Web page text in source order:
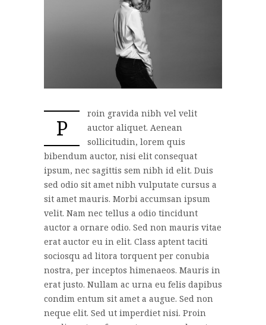
P
roin gravida nibh vel velit
auctor aliquet. Aenean
sollicitudin, lorem quis
bibendum auctor, nisi elit consequat
ipsum, nec sagittis sem nibh id elit. Duis
sed odio sit amet nibh vulputate cursus a
sit amet mauris. Morbi accumsan ipsum
velit. Nam nec tellus a odio tincidunt
auctor a ornare odio. Sed non mauris vitae
erat auctor eu in elit. Class aptent taciti
sociosqu ad litora torquent per conubia
nostra, per inceptos himenaeos. Mauris in
erat justo. Nullam ac urna eu felis dapibus
condim entum sit amet a augue. Sed non
neque elit. Sed ut imperdiet nisi. Proin